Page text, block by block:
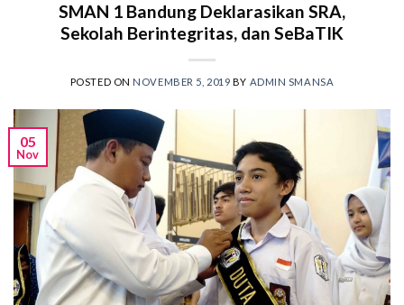
SMAN 1 Bandung Deklarasikan SRA,
Sekolah Berintegritas, dan SeBaTIK
POSTED ON NOVEMBER 5, 2019 BY ADMIN SMANSA
05
Nov